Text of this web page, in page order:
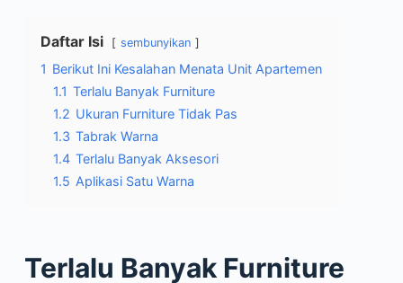
Daftar Isi sembunyikan
1 Berikut Ini Kesalahan Menata Unit Apartemen
1.1 Terlalu Banyak Furniture
1.2 Ukuran Furniture Tidak Pas
1.3 Tabrak Warna
1.4 Terlalu Banyak Aksesori
1.5 Aplikasi Satu Warna
Terlalu Banyak Furniture